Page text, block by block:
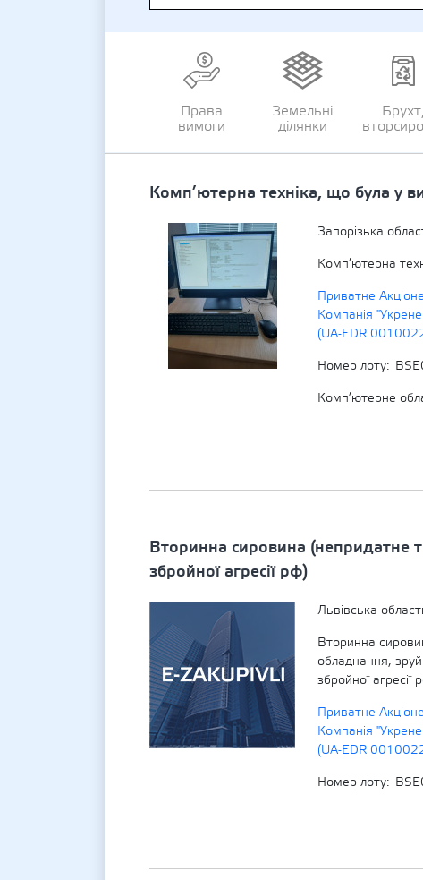
Права
вимоги
Земельні
ділянки
Брухт,
Комп’ютерна техніка, що була у
Запорізька
Комп’ютерна
Приватне
Компанія
(UA-EDR
Номер лоту
Комп’ютерне
Вторинна сировина (непридатне
збройної агресії рф)
Львівська
Вторинна
обладнання,
збройної агресії
Приватне
Компанія
(UA-EDR
Номер лоту